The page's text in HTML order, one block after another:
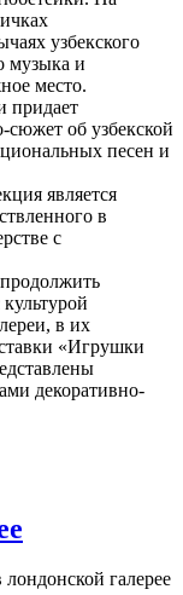
узбекского
музыка и
место.
придает
об узбекской
песен и
является
в
с
в их
«Игрушки
декоративно-
галерее